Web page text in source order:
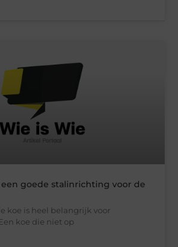
goede stalinrichting voor de
koe is heel belangrijk voor
koe die niet op